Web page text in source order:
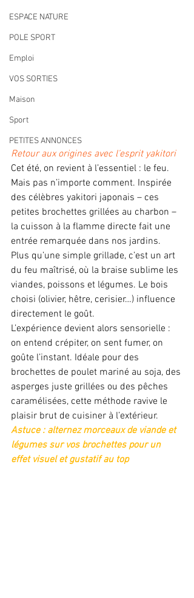
ESPACE NATURE
POLE SPORT
Emploi
VOS SORTIES
Maison
Sport
PETITES ANNONCES
Retour aux origines avec l’esprit yakitori
Cet été, on revient à l’essentiel : le feu.
Mais pas n’importe comment. Inspirée
des célèbres yakitori japonais – ces
petites brochettes grillées au charbon –
la cuisson à la flamme directe fait une
entrée remarquée dans nos jardins.
Plus qu’une simple grillade, c’est un art
du feu maîtrisé, où la braise sublime les
viandes, poissons et légumes. Le bois
choisi (olivier, hêtre, cerisier…) influence
directement le goût.
L’expérience devient alors sensorielle :
on entend crépiter, on sent fumer, on
goûte l’instant. Idéale pour des
brochettes de poulet mariné au soja, des
asperges juste grillées ou des pêches
caramélisées, cette méthode ravive le
plaisir brut de cuisiner à l’extérieur.
Astuce : alternez morceaux de viande et
légumes sur vos brochettes pour un
effet visuel et gustatif au top